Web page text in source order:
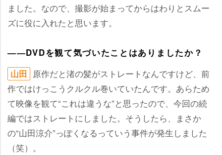
ました。なので、撮影が始まってからはわりとスムー
ズに役に入れたと思います。
――DVDを観て気づいたことはありましたか？
山田
原作だと渚の髪がストレートなんですけど、前
作ではけっこうクルクル巻いていたんです。あらため
て映像を観て“これは違うな”と思ったので、今回の続
編ではストレートにしました。そうしたら、まさか
の“山田涼介”っぽくなるっていう事件が発生しました
（笑）。